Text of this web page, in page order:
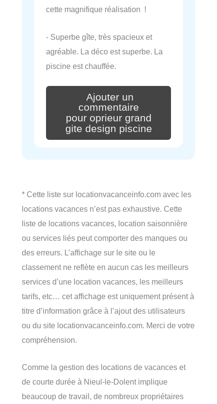
cette magnifique réalisation !
- Superbe gîte, très spacieux et
agréable. La déco est superbe. La
piscine est chauffée.
Ajouter un
commentaire
pour oprieur grand
gite design piscine
* Cette liste sur locationvacanceinfo.com avec les
locations vacances n’est pas exhaustive. Cette
liste de locations vacances, location saisonnière
ou services liés peut comporter des manques ou
des erreurs. L’affichage sur le site ou le
classement ne reflète en aucun cas les meilleurs
services d’une location vacances, les meilleurs
tarifs, etc… cet affichage est uniquement présent à
titre d’information grâce à l’ajout des utilisateurs
ou du site locationvacanceinfo.com. Merci de votre
compréhension.
Comme la gestion des locations de vacances et
de courte durée à Nieul-le-Dolent implique
beaucoup de travail, de nombreux propriétaires